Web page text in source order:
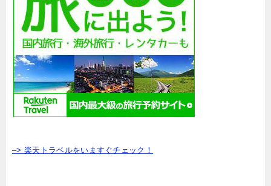
–> 楽天トラベルをいますぐチェック！